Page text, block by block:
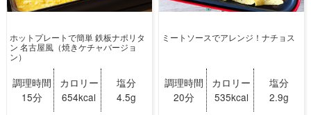
ホットプレートで簡単 鉄板ナポリタ
ン 名古屋風（焼きケチャバージョ
ン）
調理時間
15分
カロリー
654kcal
塩分
4.5g
ミートソースでアレンジ！ナチョス
調理時間
20分
カロリー
535kcal
塩分
2.9g